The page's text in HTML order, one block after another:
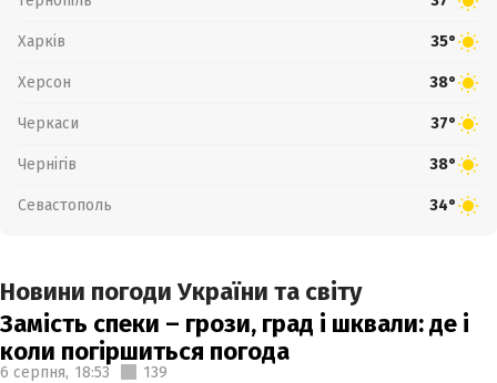
Харків 35°
Херсон 38°
Черкаси 37°
Чернігів 38°
Севастополь 34°
Новини погоди України та світу
Замість спеки – грози, град і шквали: де і
коли погіршиться погода
6 серпня, 18:53 139